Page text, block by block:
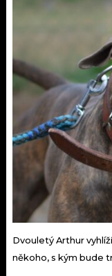
Dvouletý Arthur
někoho, s kým bude